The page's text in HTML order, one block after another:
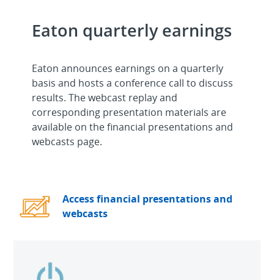
Eaton quarterly earnings
Eaton announces earnings on a quarterly
basis and hosts a conference call to discuss
results. The webcast replay and
corresponding presentation materials are
available on the financial presentations and
webcasts page.
Access financial presentations and
webcasts